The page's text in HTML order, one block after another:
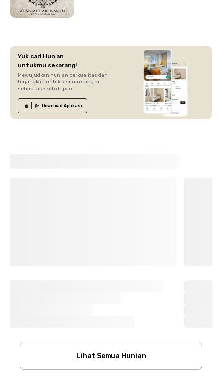
Yuk cari Hunian
untukmu sekarang!
Mewujudkan hunian berkualitas dan
terjangkau untuk semua orang di
setiap fase kehidupan.
Download Aplikasi
Lihat Semua Hunian